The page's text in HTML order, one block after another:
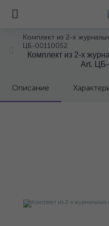
Комплект из 2-х
ЦБ-00110052
Комплект из 2-х
Art.
Описание